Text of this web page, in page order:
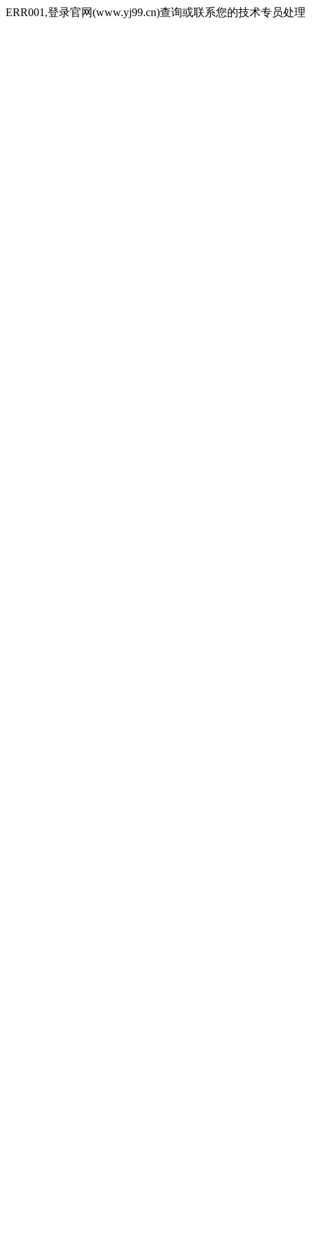
ERR001,登录官网(www.yj99.cn)查询或联系您的技术专员处理